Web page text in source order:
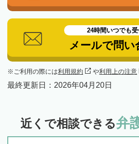
24時間いつでも受
メールで問い
ご利用の際には利用規約 や利用上の注意
最終更新日： 2026年04月20日
近くで相談できる弁